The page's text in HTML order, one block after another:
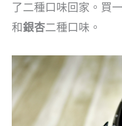
了二種口味回家。買
和銀杏二種口味。